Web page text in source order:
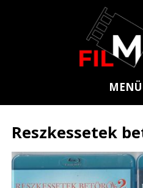
MENÜ
Reszkessetek